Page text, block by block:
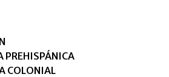
PREHISPÁNICA
COLONIAL